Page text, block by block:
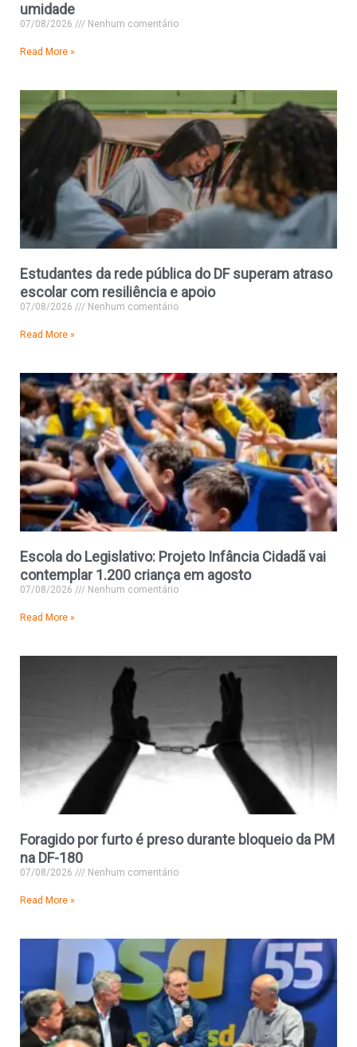
umidade
07/08/2026 Nenhum comentário
Read More »
Estudantes da rede pública do DF superam atraso
escolar com resiliência e apoio
07/08/2026 Nenhum comentário
Read More »
Escola do Legislativo: Projeto Infância Cidadã vai
contemplar 1.200 criança em agosto
07/08/2026 Nenhum comentário
Read More »
Foragido por furto é preso durante bloqueio da PM
na DF-180
07/08/2026 Nenhum comentário
Read More »